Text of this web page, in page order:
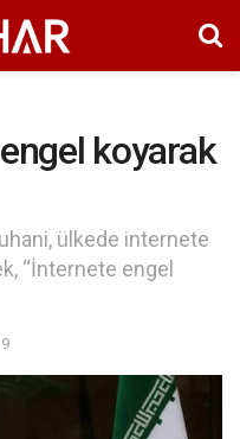
koyarak
ülkede internete
“İnternete engel